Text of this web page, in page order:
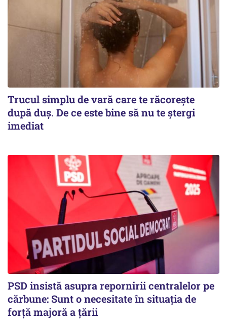
Trucul simplu de vară care te răcorește
după duș. De ce este bine să nu te ștergi
imediat
PSD insistă asupra repornirii centralelor pe
cărbune: Sunt o necesitate în situația de
forță majoră a țării